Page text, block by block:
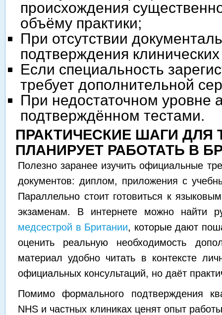
происхождения
объёму практики;
При отсутствии
подтверждения
Если специальность
требует дополнительной
При недостаточном уровне
подтверждённом тестами.
ПРАКТИЧЕСКИЕ ШАГИ ДЛЯ
ПЛАНИРУЕТ РАБОТАТЬ В
Полезно заранее изучить официальные
документов: диплом, приложения с
Параллельно стоит готовиться к
экзаменам. В интернете можно найти
медсестрой в Британии, которые дают
оценить реальную необходимость
материал удобно читать в контексте
официальных консультаций, но даёт
Помимо формального подтверждения
NHS и частных клиниках ценят опыт